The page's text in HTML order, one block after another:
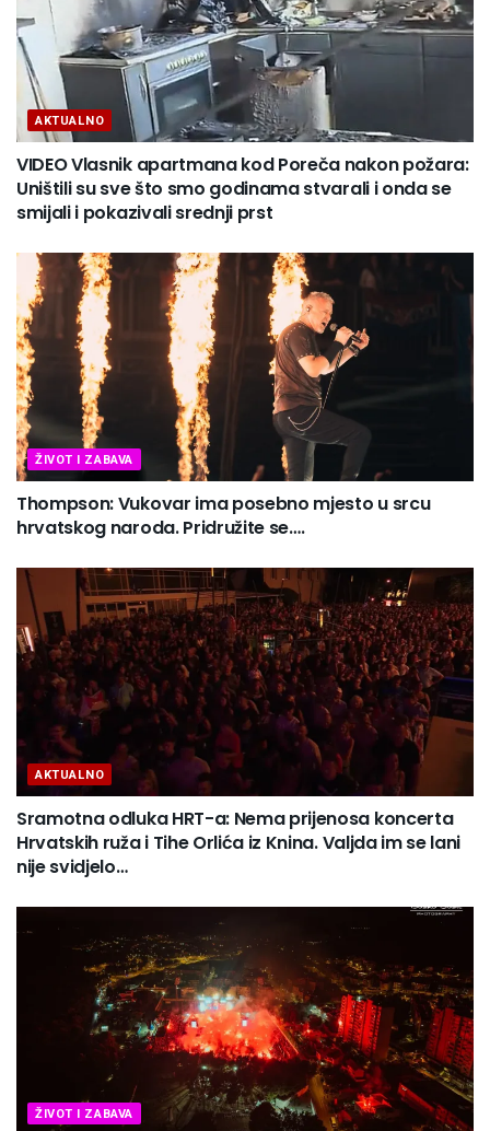
AKTUALNO
VIDEO Vlasnik apartmana kod Poreča nakon požara:
Uništili su sve što smo godinama stvarali i onda se
smijali i pokazivali srednji prst
ŽIVOT I ZABAVA
Thompson: Vukovar ima posebno mjesto u srcu
hrvatskog naroda. Pridružite se….
AKTUALNO
Sramotna odluka HRT-a: Nema prijenosa koncerta
Hrvatskih ruža i Tihe Orlića iz Knina. Valjda im se lani
nije svidjelo…
ŽIVOT I ZABAVA